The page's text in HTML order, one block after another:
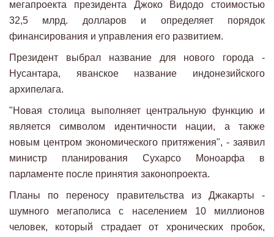
мегапроекта президента Джоко Видодо стоимостью
32,5 млрд. долларов и определяет порядок
финансирования и управления его развитием.
Президент выбрал название для нового города -
Нусантара, яванское название индонезийского
архипелага.
"Новая столица выполняет центральную функцию и
является символом идентичности нации, а также
новым центром экономического притяжения", - заявил
министр планирования Сухарсо Моноарфа в
парламенте после принятия законопроекта.
Планы по переносу правительства из Джакарты -
шумного мегаполиса с населением 10 миллионов
человек, который страдает от хронических пробок,